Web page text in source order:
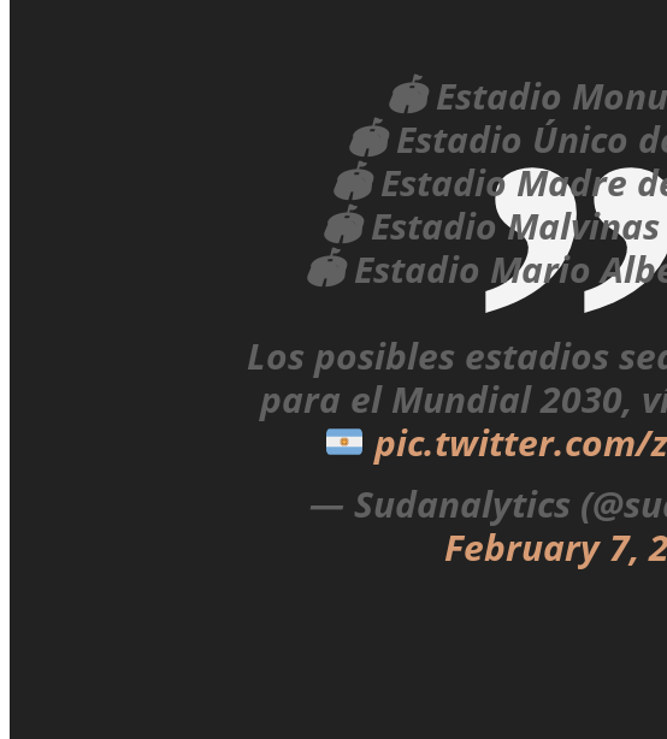
🏟️ Estadio
🏟️ Estadio Único
🏟️ Estadio Madre
🏟️ Estadio
🏟️ Estadio Mario
Los posibles estadios
para el Mundial 2030,
pic.twitter.com/
— Sudanalytics
February 7,